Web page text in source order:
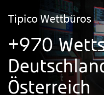
Tipico Wettbüros
+970
Österreich